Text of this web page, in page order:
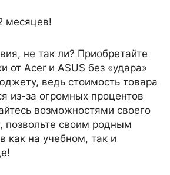
месяцев!
не так ли? Приобретайте
от Acer и ASUS без «удара»
ведь стоимость товара
из-за огромных процентов
возможностями своего
позвольте своим родным
как на учебном, так и